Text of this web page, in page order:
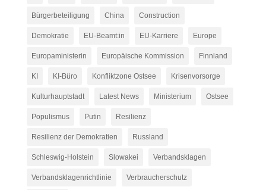
Bürgerbeteiligung China Construction
Demokratie EU-Beamt:in EU-Karriere Europe
Europaministerin Europäische Kommission Finnland
KI KI-Büro Konfliktzone Ostsee Krisenvorsorge
Kulturhauptstadt Latest News Ministerium Ostsee
Populismus Putin Resilienz
Resilienz der Demokratien Russland
Schleswig-Holstein Slowakei Verbandsklagen
Verbandsklagenrichtlinie Verbraucherschutz